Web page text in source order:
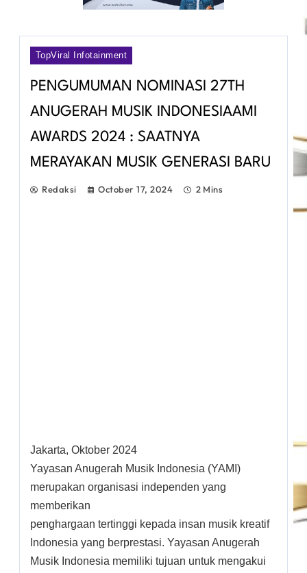
TopViral Infotainment
PENGUMUMAN NOMINASI 27TH
ANUGERAH MUSIK INDONESIAAMI
AWARDS 2024 : SAATNYA
MERAYAKAN MUSIK GENERASI BARU
Redaksi October 17, 2024 2 Mins
Jakarta, Oktober 2024
Yayasan Anugerah Musik Indonesia (YAMI)
merupakan organisasi independen yang
memberikan
penghargaan tertinggi kepada insan musik kreatif
Indonesia yang berprestasi. Yayasan Anugerah
Musik Indonesia memiliki tujuan untuk mengakui